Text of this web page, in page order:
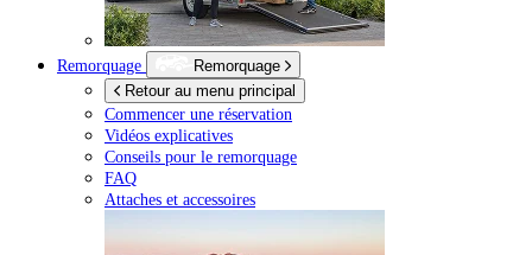
Remorquage
Remorquage
Retour au menu principal
Commencer une réservation
Vidéos explicatives
Conseils pour le remorquage
FAQ
Attaches et accessoires